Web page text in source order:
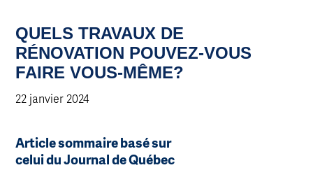
QUELS TRAVAUX DE
RÉNOVATION POUVEZ-VOUS
FAIRE VOUS-MÊME?
22 janvier 2024
Article sommaire basé sur
celui du Journal de Québec